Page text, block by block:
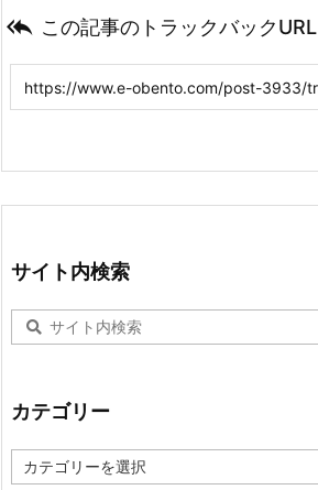
 この記事のトラックバックURL
サイト内検索
カテゴリー
テ